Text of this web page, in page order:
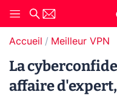
Accueil Meilleur VPN
La
affaire